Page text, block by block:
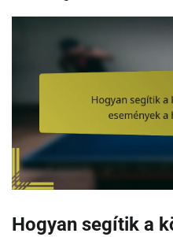
Hogyan segítik a